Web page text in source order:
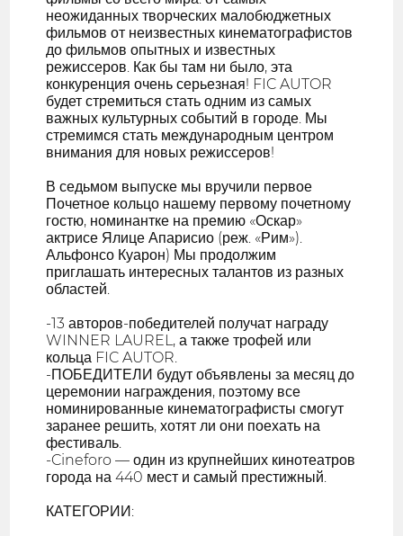
неожиданных творческих малобюджетных
фильмов от неизвестных кинематографистов
до фильмов опытных и известных
режиссеров. Как бы там ни было, эта
конкуренция очень серьезная! FIC AUTOR
будет стремиться стать одним из самых
важных культурных событий в городе. Мы
стремимся стать международным центром
внимания для новых режиссеров!
В седьмом выпуске мы вручили первое
Почетное кольцо нашему первому почетному
гостю, номинантке на премию «Оскар»
актрисе Ялице Апарисио (реж. «Рим»).
Альфонсо Куарон) Мы продолжим
приглашать интересных талантов из разных
областей.
-13 авторов-победителей получат награду
WINNER LAUREL, а также трофей или
кольца FIC AUTOR.
-ПОБЕДИТЕЛИ будут объявлены за месяц до
церемонии награждения, поэтому все
номинированные кинематографисты смогут
заранее решить, хотят ли они поехать на
фестиваль.
-Cineforo — один из крупнейших кинотеатров
города на 440 мест и самый престижный.
КАТЕГОРИИ: